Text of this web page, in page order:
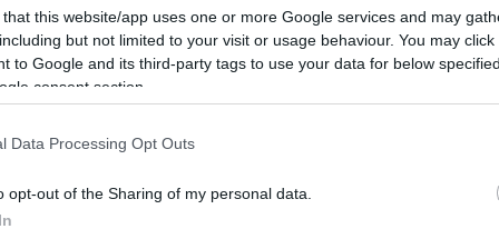
that this website/app uses one or more Google services and may
but not limited to your visit or usage behaviour. You may
to Google and its third-party tags to use your data for below
consent section.
Data Processing Opt Outs
opt-out of the Sharing of my personal data.
κυρίως ένα υγιεινό και
σύζυγο και τον σκύλο τους. Η
λίγο άρρωστη,
θεραπευτικές ιδιότητες.